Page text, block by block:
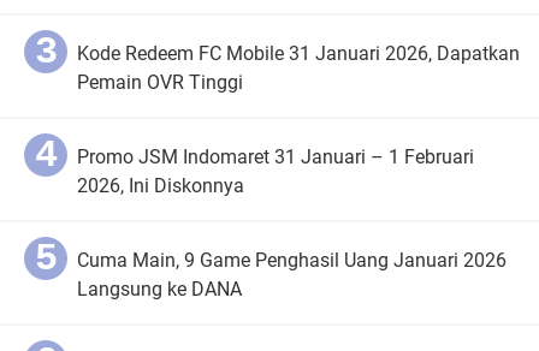
Kode Redeem FC Mobile 31 Januari 2026, Dapatkan
Pemain OVR Tinggi
Promo JSM Indomaret 31 Januari – 1 Februari
2026, Ini Diskonnya
Cuma Main, 9 Game Penghasil Uang Januari 2026
Langsung ke DANA